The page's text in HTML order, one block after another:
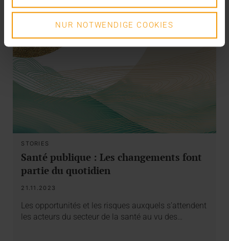
NUR NOTWENDIGE COOKIES
STORIES
Santé publique : Les changements font
partie du quotidien
21.11.2023
Les opportunités et les risques auxquels s’attendent
les acteurs du secteur de la santé au vu des…